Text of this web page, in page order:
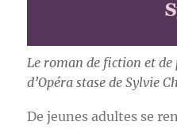
Le roman de fiction et de
d’Opéra stase de Sylvie
De jeunes adultes se